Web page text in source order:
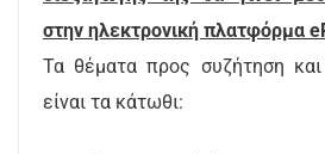
στην ηλεκτρονική πλατφόρμα
Τα θέματα προς συζήτηση
είναι τα κάτωθι: